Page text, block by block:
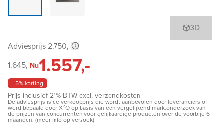
3D
Adviesprijs 2.750,-
1.645,-Nu1.557,-
- 5% korting
Prijs inclusief 21% BTW excl. verzendkosten
De adviesprijs is de verkoopprijs die wordt aanbevolen door leveranciers of
werd bepaald door X²O op basis van een vergelijkend marktonderzoek van
de prijzen van concurrenten voor gelijkaardige producten over de voorbije 6
maanden. (meer info op verzoek)